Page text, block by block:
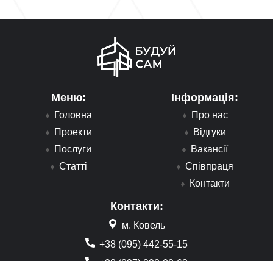
Меню:
Головна
Проекти
Послуги
Статті
Інформація:
Про нас
Відгуки
Вакансії
Співпраця
Контакти
Контакти:
м. Ковель
+38 (095) 442-55-15